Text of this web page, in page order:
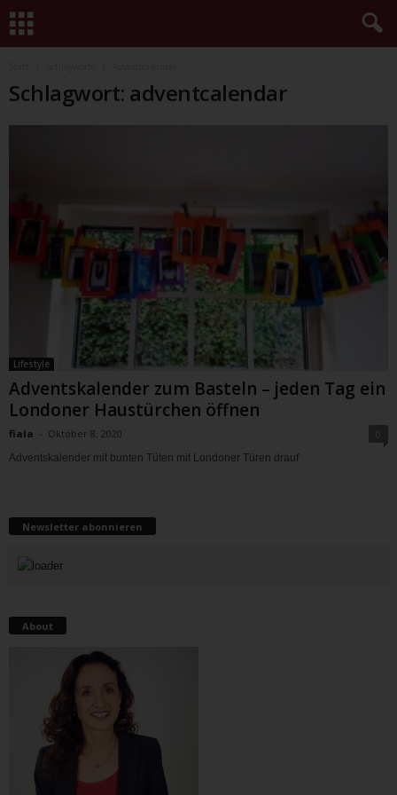
Schlagwort: adventcalendar
Lifestyle
Adventskalender zum Basteln – jeden Tag ein
Londoner Haustürchen öffnen
fiala - Oktober 8, 2020
Adventskalender mit bunten Tüten mit Londoner Türen drauf
Newsletter abonnieren
About